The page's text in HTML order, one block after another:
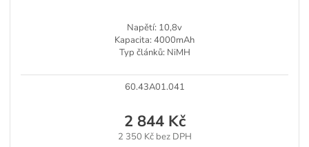
Napětí: 10,8v
Kapacita: 4000mAh
Typ článků: NiMH
60.43A01.041
2 844 Kč
2 350 Kč bez DPH